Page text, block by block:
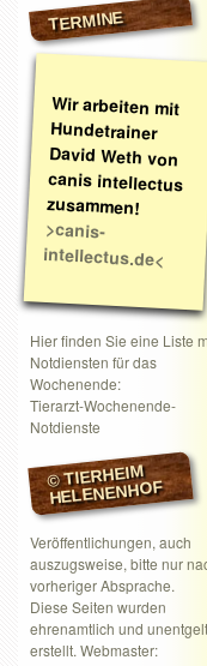
TERMINE
Wir arbeiten mit
Hundetrainer
David Weth von
canis intellectus
zusammen!
>canis-
intellectus.de<
Hier finden Sie eine Liste
Notdiensten für das
Wochenende:
Tierarzt-Wochenende-
Notdienste
© TIERHEIM
HELENENHOF
Veröffentlichungen, auch
auszugsweise, bitte nur
vorheriger Absprache.
Diese Seiten wurden
ehrenamtlich und
erstellt. Webmaster: